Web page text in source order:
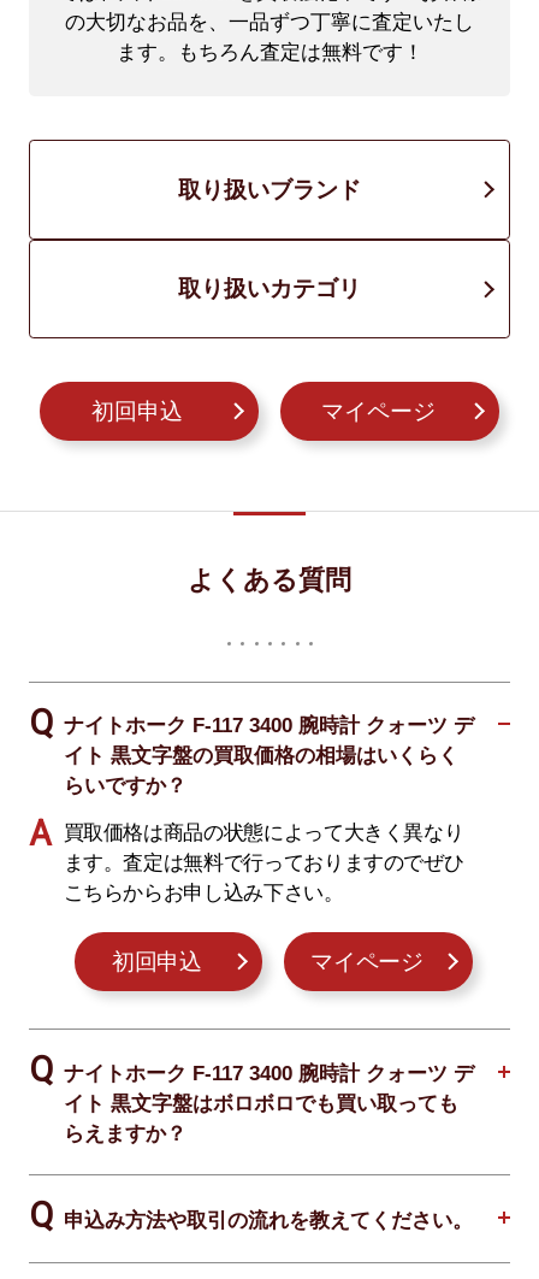
の大切なお品を、一品ずつ丁寧に査定いたし
ます。もちろん査定は無料です！
取り扱いブランド
取り扱いカテゴリ
初回申込 マイページ
よくある質問
ナイトホーク F-117 3400 腕時計 クォーツ デ
イト 黒文字盤の買取価格の相場はいくらく
らいですか？
買取価格は商品の状態によって大きく異なり
ます。査定は無料で行っておりますのでぜひ
こちらからお申し込み下さい。
初回申込 マイページ
ナイトホーク F-117 3400 腕時計 クォーツ デ
イト 黒文字盤はボロボロでも買い取っても
らえますか？
申込み方法や取引の流れを教えてください。